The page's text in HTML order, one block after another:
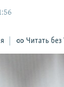
Читать без